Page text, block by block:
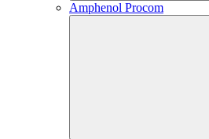
Amphenol Procom